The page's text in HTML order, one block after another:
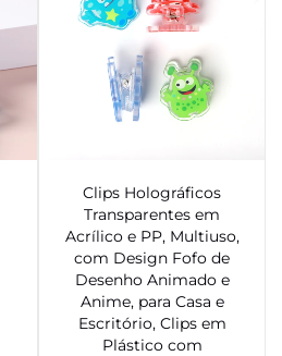
Clips Holográficos
Transparentes em
Acrílico e PP, Multiuso,
com Design Fofo de
Desenho Animado e
Anime, para Casa e
Escritório, Clips em
Plástico com